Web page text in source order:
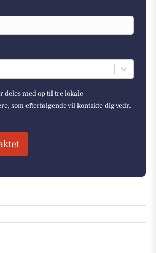
deles med op til tre lokale
som efterfølgende vil kontakte dig vedr.